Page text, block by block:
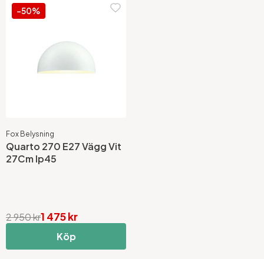
-50%
Fox Belysning
Quarto 270 E27 Vägg Vit
27Cm Ip45
1 475 kr
2 950 kr
Köp